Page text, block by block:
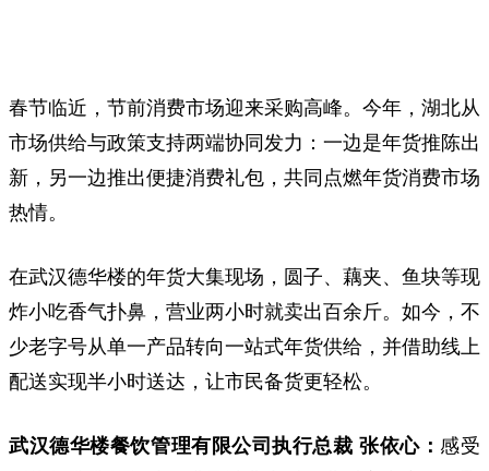
春节临近，节前消费市场迎来采购高峰。今年，湖北从
市场供给与政策支持两端协同发力：一边是年货推陈出
新，另一边推出便捷消费礼包，共同点燃年货消费市场
热情。
在武汉德华楼的年货大集现场，圆子、藕夹、鱼块等现
炸小吃香气扑鼻，营业两小时就卖出百余斤。如今，不
少老字号从单一产品转向一站式年货供给，并借助线上
配送实现半小时送达，让市民备货更轻松。
武汉德华楼餐饮管理有限公司执行总裁 张依心： 感受